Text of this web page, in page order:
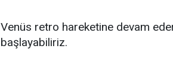
Venüs retro hareketine devam
başlayabiliriz.